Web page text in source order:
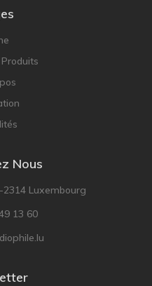
Nous
2314 Luxembourg
13 60